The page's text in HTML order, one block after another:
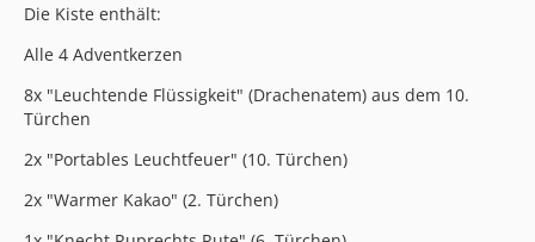
Die Kiste enthält:
Alle 4 Adventkerzen
8x "Leuchtende Flüssigkeit" (Drachenatem) aus dem 10.
Türchen
2x "Portables Leuchtfeuer" (10. Türchen)
2x "Warmer Kakao" (2. Türchen)